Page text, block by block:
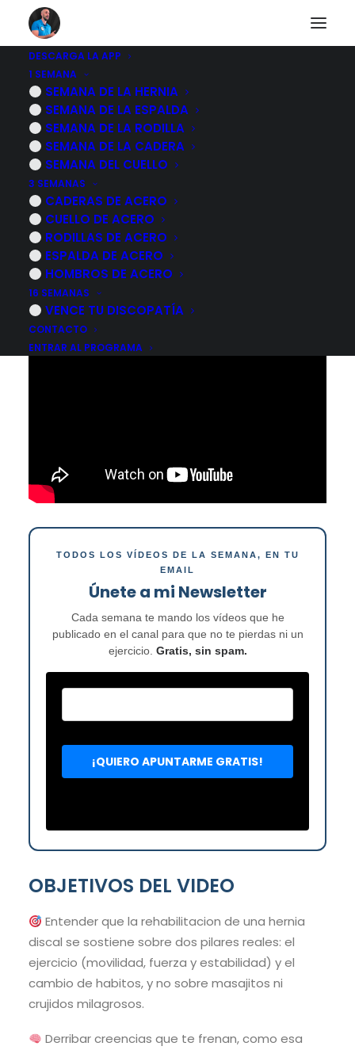
DESCARGA LA APP
1 SEMANA
SEMANA DE LA HERNIA
SEMANA DE LA ESPALDA
SEMANA DE LA RODILLA
SEMANA DE LA CADERA
SEMANA DEL CUELLO
3 SEMANAS
CADERAS DE ACERO
CUELLO DE ACERO
RODILLAS DE ACERO
ESPALDA DE ACERO
HOMBROS DE ACERO
16 SEMANAS
VENCE TU DISCOPATÍA
CONTACTO
ENTRAR AL PROGRAMA
Resolviendo tus
PREGUNTAS sobre
HERNIA DISCAL
17 NOVIEMBRE, 2024 | POR
TODOS LOS VÍDEOS DE LA SEMANA, EN TU
EMAIL
Únete a mi Newsletter
Cada semana te mando los vídeos que he
publicado en el canal para que no te pierdas ni un
ejercicio. Gratis, sin spam.
OBJETIVOS DEL VIDEO
Entender que la rehabilitacion de una hernia
discal se sostiene sobre dos pilares reales: el
ejercicio (movilidad, fuerza y estabilidad) y el
cambio de habitos, y no sobre masajitos ni
crujidos milagrosos.
Derribar creencias que te frenan, como esa